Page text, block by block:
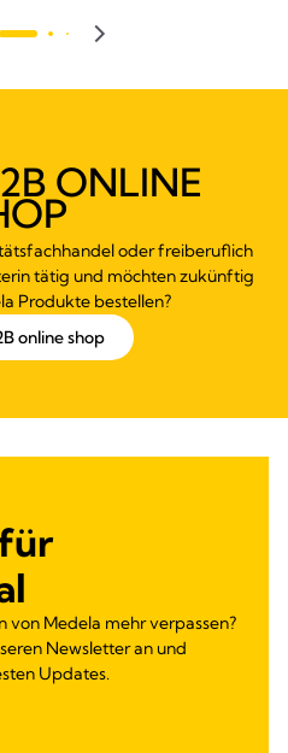
ONLINE
oder freiberuflich
tätig und möchten zukünftig
Produkte bestellen?
online shop
von Medela mehr verpassen?
Newsletter an und
Updates.